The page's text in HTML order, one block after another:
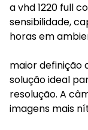
a vhd 1220 full
sensibilidade,
horas em
maior definição
solução ideal
resolução. A
imagens mais